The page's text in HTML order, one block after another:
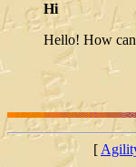
Hi
Hello! How
[